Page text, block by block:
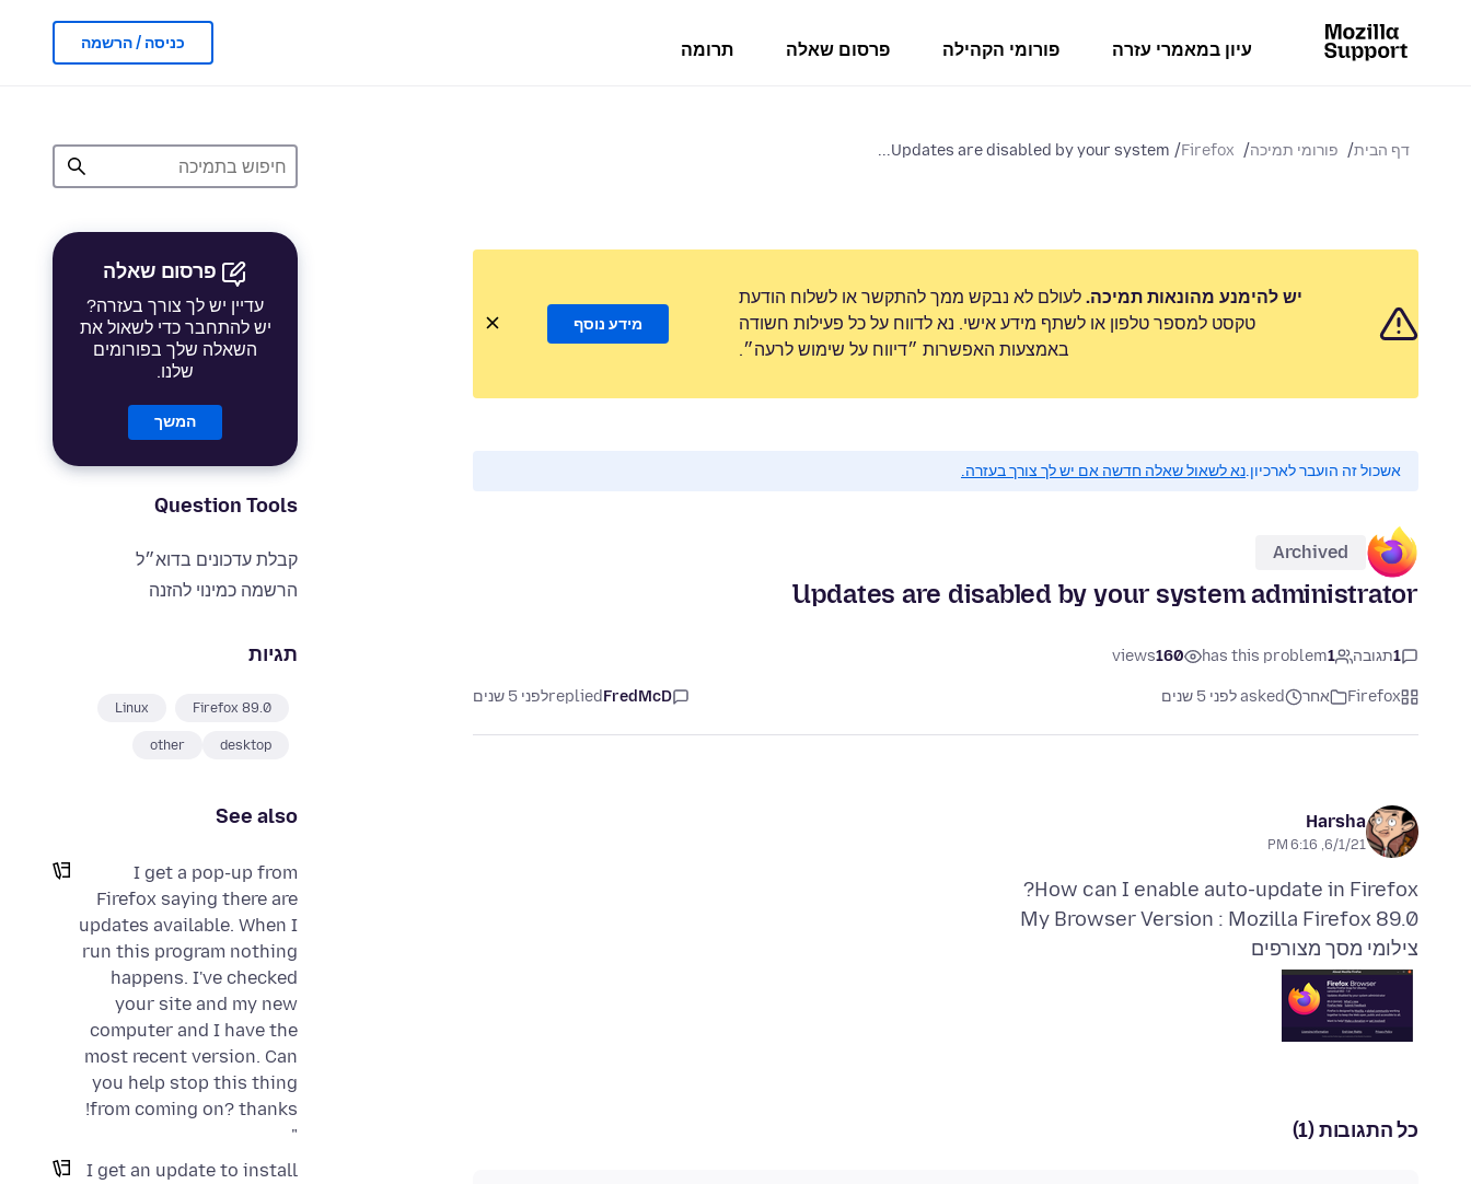
עיון במאמרי עזרה פורומי הקהילה פרסום שאלה תרומה כניסה / הרשמה
דף הבית פורומי תמיכה Firefox
Updates are disabled by your system...
פרסום שאלה
עדיין יש לך צורך בעזרה?
יש להתחבר כדי לשאול את
השאלה שלך בפורומים
שלנו.
המשך
Question Tools
קבלת עדכונים בדוא״ל
הרשמה כמינוי להזנה
תגיות
Firefox 89.0
Linux
desktop
other
See also
I get a pop-up from
Firefox saying there are
updates available. When I
run this program nothing
happens. I've checked
your site and my new
computer and I have the
most recent version. Can
you help stop this thing
from coming on? thanks!
"
I get an update to install
יש להימנע מהונאות תמיכה. לעולם לא נבקש ממך להתקשר או לשלוח הודעת
טקסט למספר טלפון או לשתף מידע אישי. נא לדווח על כל פעילות חשודה
באמצעות האפשרות ״דיווח על שימוש לרעה״.
מידע נוסף
אשכול זה הועבר לארכיון.נא לשאול שאלה חדשה אם יש לך צורך בעזרה.
Archived
Updates are disabled by your system administrator
1תגובה 1
has this problem
160
views
Firefox אחר asked לפני 5 שנים FredMcD
repliedלפני 5 שנים
Harsha
6/1/21, 6:16 PM
My Browser Version : Mozilla Firefox 89.0
צילומי מסך מצורפים
כל התגובות (1)